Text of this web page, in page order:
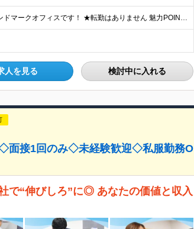
★各線「渋谷駅」より徒歩5分 ★最新ランドマークオフィスです！ ★転勤はありません 魅力POINT♪ ￣￣V￣￣￣ 道玄坂通りの新しいオフィスは渋谷駅からアクセス抜群！ 周辺の飲食店やショッピングス
人を見る 検討中に入れる
面接1回のみ◇未経験歓迎◇私服勤務O
で“伸びしろ”に◎ あなたの価値と収入